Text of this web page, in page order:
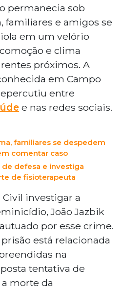
após audiência
Grande pelos
de armas e
à morte
Fabiola
encontrada com tiro
do casal. A polícia
após
na versão do
entre o
apresentado.
permanecia sob
familiares e amigos se
em um velório
e clima
próximos. A
em Campo
entre
e nas redes sociais.
familiares se despedem
comentar caso
defesa e investiga
de fisioterapeuta
Civil investigar a
João Jazbik
por esse crime.
está relacionada
na
tentativa de
morte da